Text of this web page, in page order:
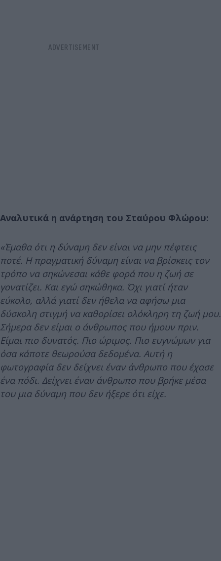
Αναλυτικά η ανάρτηση του Σταύρου Φλώρου:
«Έμαθα ότι η δύναμη δεν είναι να μην πέφτεις
ποτέ. Η πραγματική δύναμη είναι να βρίσκεις τον
τρόπο να σηκώνεσαι κάθε φορά που η ζωή σε
γονατίζει. Και εγώ σηκώθηκα. Όχι γιατί ήταν
εύκολο, αλλά γιατί δεν ήθελα να αφήσω μια
δύσκολη στιγμή να καθορίσει ολόκληρη τη ζωή μου.
Σήμερα δεν είμαι ο άνθρωπος που ήμουν πριν.
Είμαι πιο δυνατός. Πιο ώριμος. Πιο ευγνώμων για
όσα κάποτε θεωρούσα δεδομένα. Αυτή η
φωτογραφία δεν δείχνει έναν άνθρωπο που έχασε
ένα πόδι. Δείχνει έναν άνθρωπο που βρήκε μέσα
του μια δύναμη που δεν ήξερε ότι είχε.